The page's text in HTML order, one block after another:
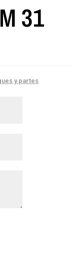
31
y partes